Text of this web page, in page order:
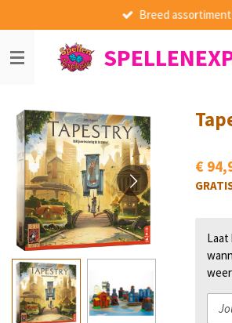
direct
naar
de
Breed assortiment
€